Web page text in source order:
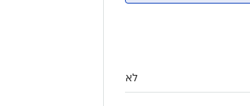
לא